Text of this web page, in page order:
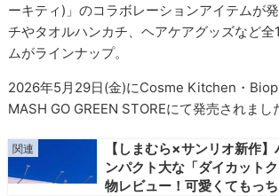
ーキティ)」のコラボレーションアイテムが
チやタオルハンカチ、ヘアケアグッズなど全
ムがラインナップ。
2026年5月29日(金)にCosme Kitchen・
MASH GO GREEN STOREにて発売されまし
【しまむら×サンリオ新作
ンパクト大な「ダイカット
物レビュー！可愛くてもっ